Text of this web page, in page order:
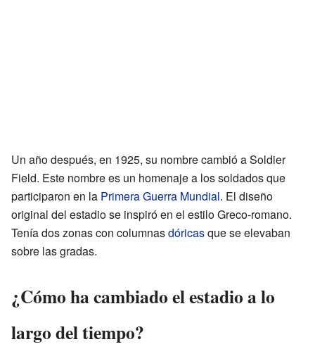
Un año después, en 1925, su nombre cambió a Soldier
Field. Este nombre es un homenaje a los soldados que
participaron en la Primera Guerra Mundial. El diseño
original del estadio se inspiró en el estilo Greco-romano.
Tenía dos zonas con columnasdóricasque se elevaban
sobre las gradas.
¿Cómo ha cambiado el estadio a lo
largo del tiempo?